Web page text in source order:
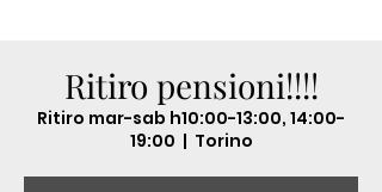
Ritiro pensioni!!!!
Ritiro mar-sab h10:00-13:00, 14:00-
19:00
  |
Torino